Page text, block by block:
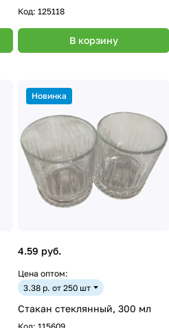
Код: 125118
В корзину
Новинка
4.59 руб.
Цена оптом:
3.38 р. от 250 шт
Стакан стеклянный, 300 мл